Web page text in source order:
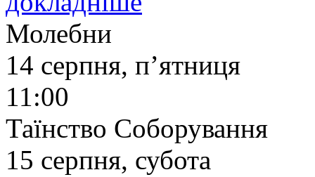
Молебни
14 серпня, п’ятниця
11:00
Таїнство Соборування
15 серпня, субота